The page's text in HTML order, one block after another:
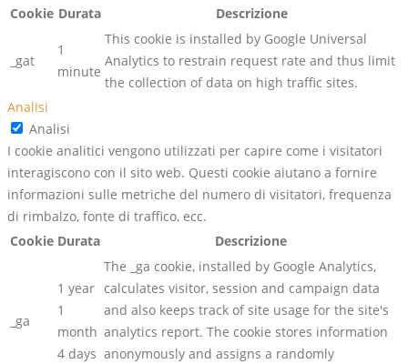
Cookie Durata Descrizione
_gat
1
minute
This cookie is installed by Google Universal
Analytics to restrain request rate and thus limit
the collection of data on high traffic sites.
Analisi
Analisi
I cookie analitici vengono utilizzati per capire come i visitatori
interagiscono con il sito web. Questi cookie aiutano a fornire
informazioni sulle metriche del numero di visitatori, frequenza
di rimbalzo, fonte di traffico, ecc.
Cookie Durata Descrizione
_ga
1 year
1
month
4 days
The _ga cookie, installed by Google Analytics,
calculates visitor, session and campaign data
and also keeps track of site usage for the site's
analytics report. The cookie stores information
anonymously and assigns a randomly